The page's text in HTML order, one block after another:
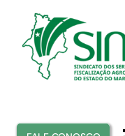
conteúdo